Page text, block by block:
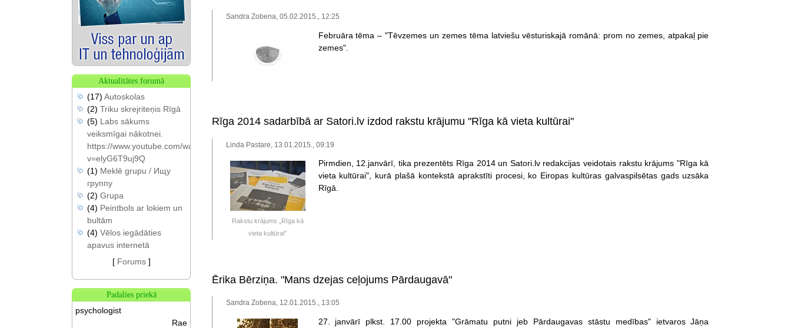
Sandra Zobena, 05.02.2015., 12:25
Februāra tēma – "Tēvzemes un zemes tēma latviešu vēsturiskajā romānā: prom no zemes, atpakaļ pie
zemes".
Rīga 2014 sadarbībā ar Satori.lv izdod rakstu krājumu "Rīga kā vieta kultūrai"
Linda Pastare, 13.01.2015., 09:19
Rakstu krājums „Rīga kā
vieta kultūrai”
Pirmdien, 12.janvārī, tika prezentēts Rīga 2014 un Satori.lv redakcijas veidotais rakstu krājums "Rīga kā
vieta kultūrai", kurā plašā kontekstā aprakstīti procesi, ko Eiropas kultūras galvaspilsētas gads uzsāka
Rīgā.
Ērika Bērziņa. "Mans dzejas ceļojums Pārdaugavā"
Sandra Zobena, 12.01.2015., 13:05
27. janvārī plkst. 17.00 projekta "Grāmatu putni jeb Pārdaugavas stāstu medības" ietvaros Jāņa
Aktualitātes forumā
(17) Autoskolas
(2) Triku skrejriteņis Rīgā
(5) Labs sākums
veiksmīgai nākotnei.
https://www.youtube.com/watch?
v=elyG6T9uj9Q
(1) Meklē grupu / Ищу
группу
(2) Grupa
(4) Peintbols ar lokiem un
bultām
(4) Vēlos iegādāties
apavus internetā
[ Forums]
Padalies priekā
psychologist
Rae